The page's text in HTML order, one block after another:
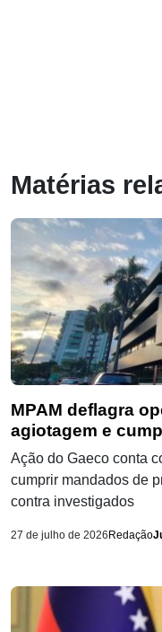
Matérias
MPAM deflagra
agiotagem e
Ação do Gaeco conta
cumprir mandados de
contra investigados
27 de julho de 2026 Redação